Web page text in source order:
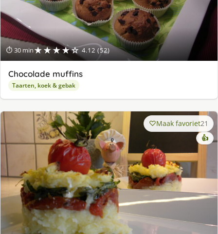
⏱ 30 min★★★★☆ 4.12 (52)
Chocolade muffins
Taarten, koek & gebak
Maak favoriet21
👍